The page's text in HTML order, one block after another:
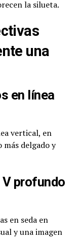
la silueta.
una
en línea
vertical, en
delgado y
profundo
en seda en
y una imagen